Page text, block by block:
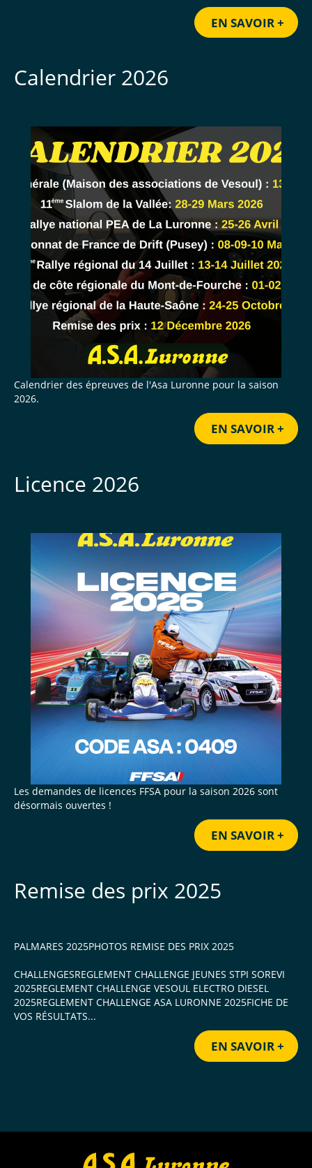
EN SAVOIR +
Calendrier 2026
Calendrier des épreuves de l'Asa Luronne pour la saison
2026.
EN SAVOIR +
Licence 2026
Les demandes de licences FFSA pour la saison 2026 sont
désormais ouvertes !
EN SAVOIR +
Remise des prix 2025
PALMARES 2025PHOTOS REMISE DES PRIX 2025
CHALLENGESREGLEMENT CHALLENGE JEUNES STPI SOREVI
2025REGLEMENT CHALLENGE VESOUL ELECTRO DIESEL
2025REGLEMENT CHALLENGE ASA LURONNE 2025FICHE DE
VOS RÉSULTATS...
EN SAVOIR +